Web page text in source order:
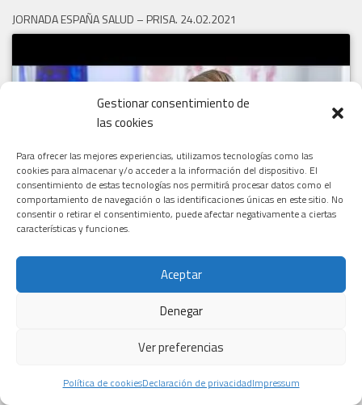
Gestionar consentimiento de
las cookies
Para ofrecer las mejores experiencias, utilizamos tecnologías como las
cookies para almacenar y/o acceder a la información del dispositivo. El
consentimiento de estas tecnologías nos permitirá procesar datos como el
comportamiento de navegación o las identificaciones únicas en este sitio. No
consentir o retirar el consentimiento, puede afectar negativamente a ciertas
características y funciones.
Aceptar
Denegar
Ver preferencias
Política de cookiesDeclaración de privacidadImpressum
JORNADA ESPAÑA SALUD – PRISA. 24.02.2021
Haz clic para aceptar cookies de marketing y
permitir este contenido
THE GLOBAL CONECCTOR DIGITAL HEALTH